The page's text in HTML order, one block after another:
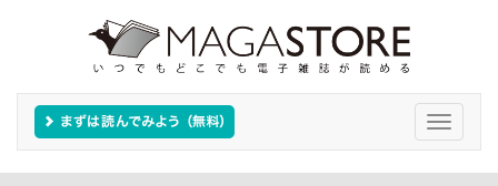
Toggle